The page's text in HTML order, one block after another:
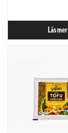
Läs mer